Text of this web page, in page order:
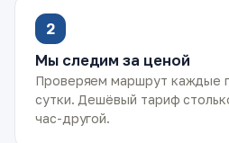
2
Мы следим за ценой
Проверяем маршрут каждые
сутки. Дешёвый тариф
час-другой.